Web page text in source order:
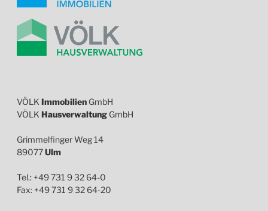
VÖLK Immobilien GmbH
VÖLK Hausverwaltung GmbH
Grimmelfinger Weg 14
89077Ulm
Tel.: +49 731 9 32 64-0
Fax: +49 731 9 32 64-20